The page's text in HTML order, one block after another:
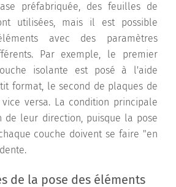
préfabriquée, des feuilles de
utilisées, mais il est possible
avec des paramètres
Par exemple, le premier
isolante est posé à l'aide
format, le second de plaques de
versa. La condition principale
de leur direction, puisque la pose
couche doivent se faire "en
de la pose des éléments